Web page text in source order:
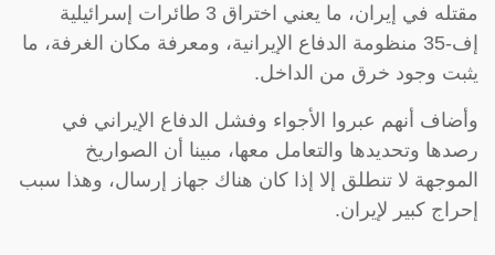
مقتله في إيران، ما يعني اختراق 3 طائرات إسرائيلية
إف-35 منظومة الدفاع الإيرانية، ومعرفة مكان الغرفة، ما
يثبت وجود خرق من الداخل.
وأضاف أنهم عبروا الأجواء وفشل الدفاع الإيراني في
رصدها وتحديدها والتعامل معها، مبينا أن الصواريخ
الموجهة لا تنطلق إلا إذا كان هناك جهاز إرسال، وهذا سبب
إحراج كبير لإيران.